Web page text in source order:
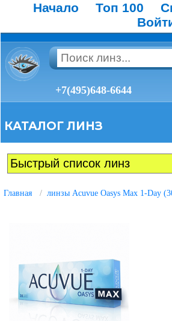
Начало Топ 100
+7(495)648-6644
КАТАЛОГ ЛИНЗ
Главная линзы Acuvue Oasys Max 1-Day